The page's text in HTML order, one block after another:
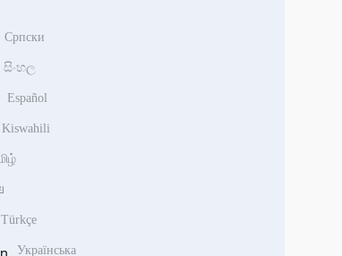
Српски
සිංහල
Español
Kiswahili
Türkçe
Українська